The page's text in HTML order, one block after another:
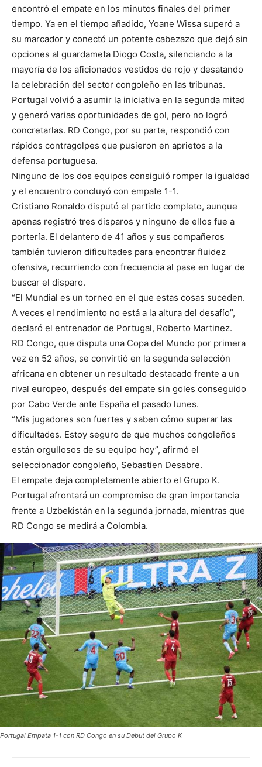
encontró el empate en los minutos finales del primer
tiempo. Ya en el tiempo añadido, Yoane Wissa superó a
su marcador y conectó un potente cabezazo que dejó sin
opciones al guardameta Diogo Costa, silenciando a la
mayoría de los aficionados vestidos de rojo y desatando
la celebración del sector congoleño en las tribunas.
Portugal volvió a asumir la iniciativa en la segunda mitad
y generó varias oportunidades de gol, pero no logró
concretarlas. RD Congo, por su parte, respondió con
rápidos contragolpes que pusieron en aprietos a la
defensa portuguesa.
Ninguno de los dos equipos consiguió romper la igualdad
y el encuentro concluyó con empate 1-1.
Cristiano Ronaldo disputó el partido completo, aunque
apenas registró tres disparos y ninguno de ellos fue a
portería. El delantero de 41 años y sus compañeros
también tuvieron dificultades para encontrar fluidez
ofensiva, recurriendo con frecuencia al pase en lugar de
buscar el disparo.
“El Mundial es un torneo en el que estas cosas suceden.
A veces el rendimiento no está a la altura del desafío”,
declaró el entrenador de Portugal, Roberto Martinez.
RD Congo, que disputa una Copa del Mundo por primera
vez en 52 años, se convirtió en la segunda selección
africana en obtener un resultado destacado frente a un
rival europeo, después del empate sin goles conseguido
por Cabo Verde ante España el pasado lunes.
“Mis jugadores son fuertes y saben cómo superar las
dificultades. Estoy seguro de que muchos congoleños
están orgullosos de su equipo hoy”, afirmó el
seleccionador congoleño, Sebastien Desabre.
El empate deja completamente abierto el Grupo K.
Portugal afrontará un compromiso de gran importancia
frente a Uzbekistán en la segunda jornada, mientras que
RD Congo se medirá a Colombia.
Portugal Empata 1-1 con RD Congo en su Debut del Grupo K